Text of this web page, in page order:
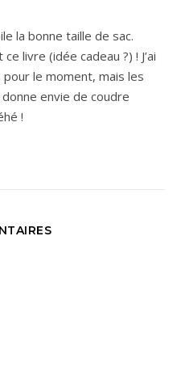
la bonne taille de sac.
livre (idée cadeau ?) ! J’ai
le moment, mais les
envie de coudre
!